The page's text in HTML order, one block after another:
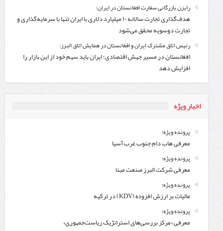
رایزن بازرگانی سفارت افغانستان در ایران:
هدف‌گذاری تجارت سالانه ۱۰ میلیارد دلاری با ایران تنها با سرمایه‌گذاری و
تجارت دوسویه محقق می‌شود
رئیس اتاق مشترک ایران و افغانستان در همایش اتاق البرز:
افغانستان در مسیر جهش اقتصادی؛ ایران باید سهم خود از این بازار را
افزایش دهد
اخبار ویژه
پرونده ویژه؛
معرفی هاب دام جنوب غرب آسیا
پرونده ویژه؛
معرفی شركت البرز صنعت مبنا
پرونده ویژه؛
مالیات بر ارزش افزوده (KDV) در ترکیه
پرونده ویژه؛
معرفی «مرکز بررسی‌های استراتژیک ریاست‌جمهوری»